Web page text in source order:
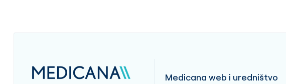
Medicana web i uredništvo